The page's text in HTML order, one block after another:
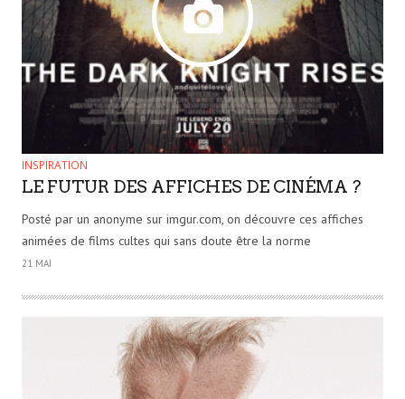
INSPIRATION
LE FUTUR DES AFFICHES DE CINÉMA ?
Posté par un anonyme sur imgur.com, on découvre ces affiches
animées de films cultes qui sans doute être la norme
21 MAI